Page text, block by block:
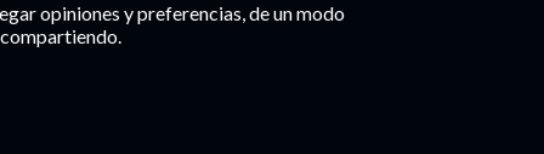
opiniones y preferencias, de un modo